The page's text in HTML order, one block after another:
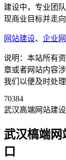
建设中，专业团
现商业目标并走向
网站建设、 企业
说明：本站所有
章或者网站内容涉
我们以便及时处理
70384
武汉高端网站建设
武汉槁端网
口